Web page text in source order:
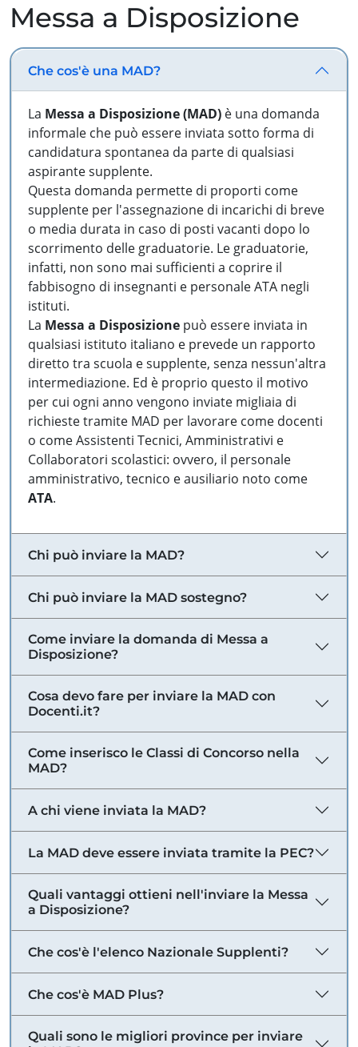
Messa a Disposizione
Che cos'è una MAD?
La Messa a Disposizione (MAD) è una domanda
informale che può essere inviata sotto forma di
candidatura spontanea da parte di qualsiasi
aspirante supplente.
Questa domanda permette di proporti come
supplente per l'assegnazione di incarichi di breve
o media durata in caso di posti vacanti dopo lo
scorrimento delle graduatorie. Le graduatorie,
infatti, non sono mai sufficienti a coprire il
fabbisogno di insegnanti e personale ATA negli
istituti.
La Messa a Disposizione può essere inviata in
qualsiasi istituto italiano e prevede un rapporto
diretto tra scuola e supplente, senza nessun'altra
intermediazione. Ed è proprio questo il motivo
per cui ogni anno vengono inviate migliaia di
richieste tramite MAD per lavorare come docenti
o come Assistenti Tecnici, Amministrativi e
Collaboratori scolastici: ovvero, il personale
amministrativo, tecnico e ausiliario noto come
ATA.
Chi può inviare la MAD?
Chi può inviare la MAD sostegno?
Come inviare la domanda di Messa a
Disposizione?
Cosa devo fare per inviare la MAD con
Docenti.it?
Come inserisco le Classi di Concorso nella
MAD?
A chi viene inviata la MAD?
La MAD deve essere inviata tramite la PEC?
Quali vantaggi ottieni nell'inviare la Messa
a Disposizione?
Che cos'è l'elenco Nazionale Supplenti?
Che cos'è MAD Plus?
Quali sono le migliori province per inviare